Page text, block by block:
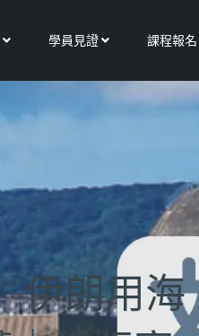
Open 更多服務
學員見證Open 學員見證
課程報名
伊朗用海